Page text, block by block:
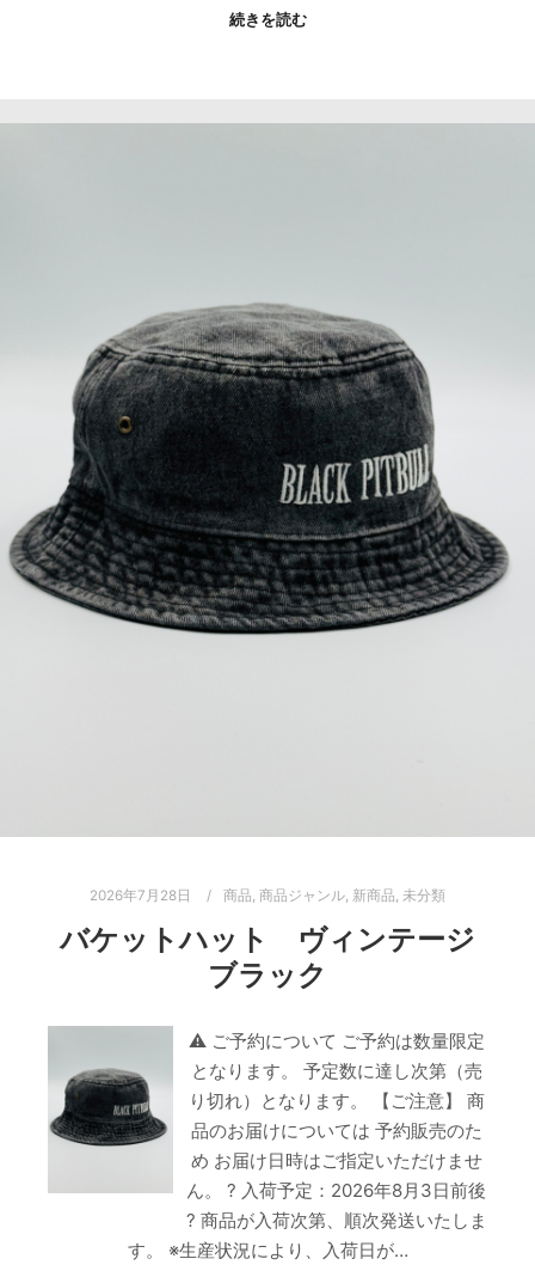
続きを読む
2026年7月28日 商品, 商品ジャンル, 新商品, 未分類
バケットハット ヴィンテージ
ブラック
⚠ ご予約について ご予約は数量限定
となります。 予定数に達し次第（売
り切れ）となります。 【ご注意】 商
品のお届けについては 予約販売のた
め お届け日時はご指定いただけませ
ん。 ? 入荷予定：2026年8月3日前後
? 商品が入荷次第、順次発送いたしま
す。 ※生産状況により、入荷日が…